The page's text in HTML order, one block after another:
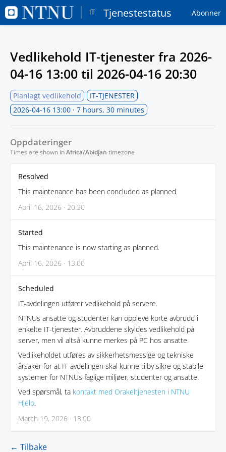
Tjenestestatus Abonner
Vedlikehold IT-tjenester fra 2026-
04-16 13:00 til 2026-04-16 20:30
Planlagt vedlikehold
IT-TJENESTER
2026-04-16 13:00 · 7 hours, 30 minutes
Oppdateringer
Times are shown inAfrica/Abidjan timezone
Resolved
This maintenance has been concluded as planned.
April 16, 2026 · 20:30
Started
This maintenance is now starting as planned.
April 16, 2026 · 13:00
Scheduled
IT-avdelingen utfører vedlikehold på servere.
NTNUs ansatte og studenter kan oppleve korte avbrudd i
enkelte IT-tjenester. Avbruddene skyldes vedlikehold på
server, men vil altså kunne merkes på PC hos ansatte.
Vedlikeholdet utføres av sikkerhetsmessige og tekniske
årsaker for at IT-avdelingen skal kunne tilby sikre og stabile
systemer for NTNUs faglige miljøer, studenter og ansatte.
Ved spørsmål, ta kontakt med Orakeltjenesten i NTNU
Hjelp.
March 19, 2026 · 13:00
← Tilbake